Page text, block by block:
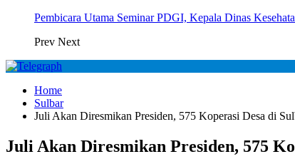
Pembicara Utama Seminar PDGI, Kepala Dinas
Prev Next
Home
Sulbar
Juli Akan Diresmikan Presiden, 575 Koperasi Desa di
Juli Akan Diresmikan Presiden, 575